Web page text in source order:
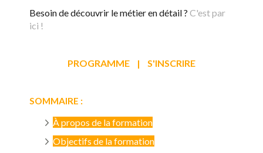
Besoin de découvrir le métier en détail ? C'est par
ici !
PROGRAMME | S'INSCRIRE
SOMMAIRE :
À propos de la formation
Objectifs de la formation